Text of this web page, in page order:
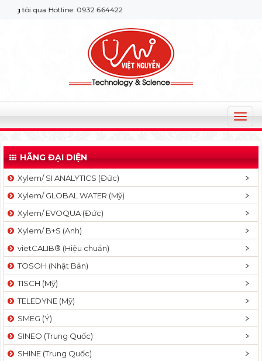
tôi qua Hotline: 0932 664422
T
o
g
l
v
a
t
n
HÃNG ĐẠI DIỆN
Xylem/ SI ANALYTICS (Đức)
Xylem/ GLOBAL WATER (Mỹ)
Xylem/ EVOQUA (Đức)
Xylem/ B+S (Anh)
vietCALIB® (Hiệu chuẩn)
TOSOH (Nhật Bản)
TISCH (Mỹ)
TELEDYNE (Mỹ)
SMEG (Ý)
SINEO (Trung Quốc)
SHINE (Trung Quốc)